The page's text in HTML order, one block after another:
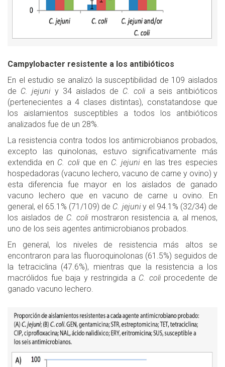
Campylobacter resistente a los antibióticos
En el estudio se analizó la susceptibilidad de 109 aislados
de C. jejuni y 34 aislados de C. coli a seis antibióticos
(pertenecientes a 4 clases distintas), constatandose que
los aislamientos susceptibles a todos los antibióticos
analizados fue de un 28%.
La resistencia contra todos los antimicrobianos probados,
excepto las quinolonas, estuvo significativamente más
extendida en C. coli que en C. jejuni en las tres especies
hospedadoras (vacuno lechero, vacuno de carne y ovino) y
esta diferencia fue mayor en los aislados de ganado
vacuno lechero que en vacuno de carne u ovino. En
general, el 65.1% (71/109) de C. jejuniy el 94.1% (32/34) de
los aislados de C. coli mostraron resistencia a, al menos,
uno de los seis agentes antimicrobianos probados.
En general, los niveles de resistencia más altos se
encontraron para las fluoroquinolonas (61.5%) seguidos de
la tetraciclina (47.6%), mientras que la resistencia a los
macrólidos fue baja y restringida a C. coli procedente de
ganado vacuno lechero.